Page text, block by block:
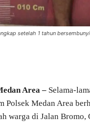
setelah 1 tahun bersembunyi
Area – Selama-
Polsek Medan Area
warga di Jalan